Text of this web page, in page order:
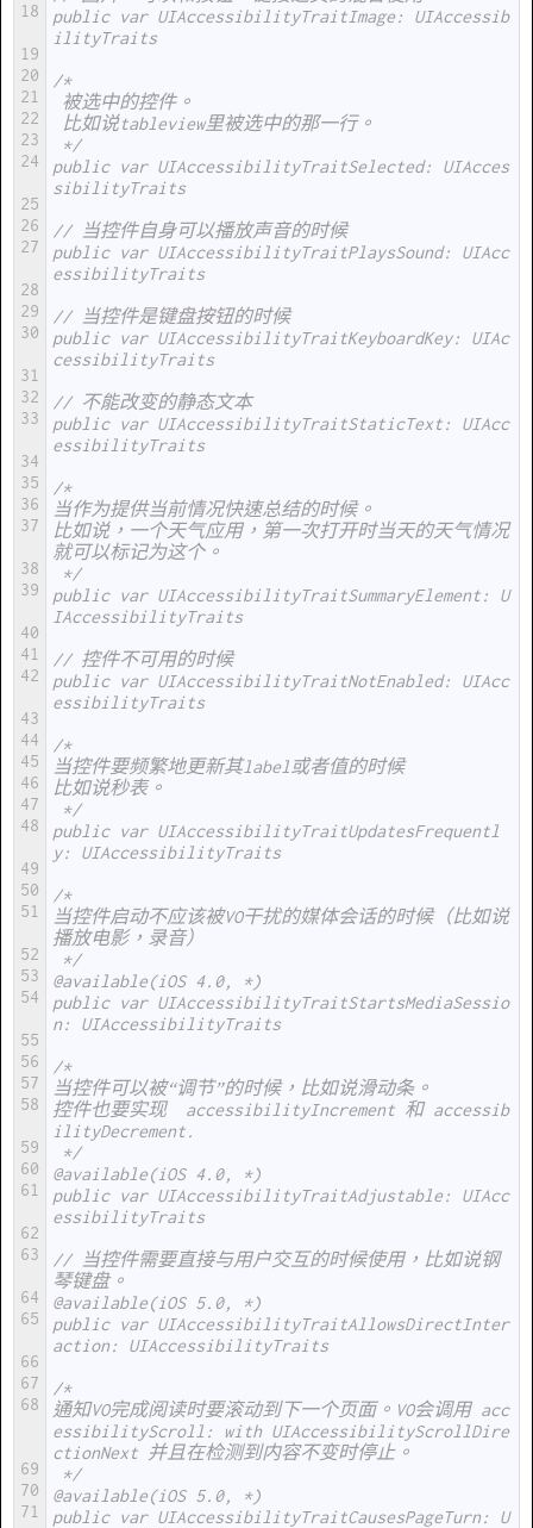
18
19
20
21
22
23
24
25
26
27
28
29
30
31
32
33
34
35
36
37
38
39
40
41
42
43
44
45
46
47
48
49
50
51
52
53
54
55
56
57
58
59
60
61
62
63
64
65
66
67
68
69
70
71
public var UIAccessibilityTraitImage: UIAccessib
ilityTraits
/*
被选中的控件。
比如说tableview里被选中的那一行。
*/
public var UIAccessibilityTraitSelected: UIAcces
sibilityTraits
// 当控件自身可以播放声音的时候
public var UIAccessibilityTraitPlaysSound: UIAcc
essibilityTraits
// 当控件是键盘按钮的时候
public var UIAccessibilityTraitKeyboardKey: UIAc
cessibilityTraits
// 不能改变的静态文本
public var UIAccessibilityTraitStaticText: UIAcc
essibilityTraits
/*
当作为提供当前情况快速总结的时候。
比如说，一个天气应用，第一次打开时当天的天气情况
就可以标记为这个。
*/
public var UIAccessibilityTraitSummaryElement: U
IAccessibilityTraits
// 控件不可用的时候
public var UIAccessibilityTraitNotEnabled: UIAcc
essibilityTraits
/*
当控件要频繁地更新其label或者值的时候
比如说秒表。
*/
public var UIAccessibilityTraitUpdatesFrequentl
y: UIAccessibilityTraits
/*
当控件启动不应该被VO干扰的媒体会话的时候（比如说
播放电影，录音）
*/
@available(iOS 4.0, *)
public var UIAccessibilityTraitStartsMediaSessio
n: UIAccessibilityTraits
/*
当控件可以被“调节”的时候，比如说滑动条。
控件也要实现  accessibilityIncrement 和 accessib
ilityDecrement.
*/
@available(iOS 4.0, *)
public var UIAccessibilityTraitAdjustable: UIAcc
essibilityTraits
// 当控件需要直接与用户交互的时候使用，比如说钢
琴键盘。
@available(iOS 5.0, *)
public var UIAccessibilityTraitAllowsDirectInter
action: UIAccessibilityTraits
/*
通知VO完成阅读时要滚动到下一个页面。VO会调用 acc
essibilityScroll: with UIAccessibilityScrollDire
ctionNext 并且在检测到内容不变时停止。
*/
@available(iOS 5.0, *)
public var UIAccessibilityTraitCausesPageTurn: U